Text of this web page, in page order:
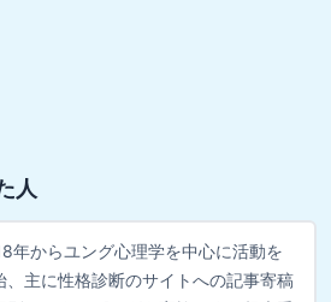
人
年からユング心理学を中心に活動を
、主に性格診断のサイトへの記事寄稿